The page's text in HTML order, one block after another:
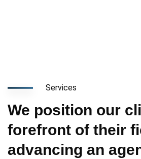
Services
We position our
forefront of their
advancing an